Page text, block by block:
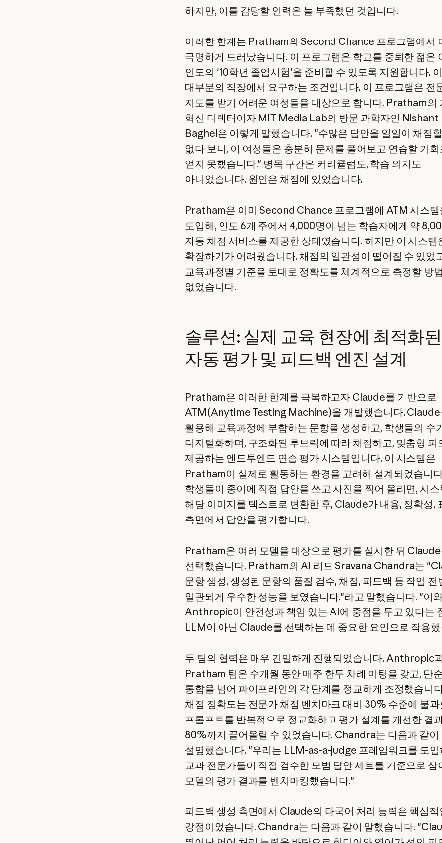
하지만, 이를 감당할 인력은 늘 부족했던 것입니다.
이러한 한계는 Pratham의 Second Chance 프로그램에서
극명하게 드러났습니다. 이 프로그램은 학교를 중퇴한 젊은
인도의 '10학년 졸업시험'을 준비할 수 있도록 지원합니다.
대부분의 직장에서 요구하는 조건입니다. 이 프로그램은 전
지도를 받기 어려운 여성들을 대상으로 합니다. Pratham의
혁신 디렉터이자 MIT Media Lab의 방문 과학자인 Nishant
Baghel은 이렇게 말했습니다. "수많은 답안을 일일이 채점
없다 보니, 이 여성들은 충분히 문제를 풀어보고 연습할 기
얻지 못했습니다." 병목 구간은 커리큘럼도, 학습 의지도
아니었습니다. 원인은 채점에 있었습니다.
Pratham은 이미 Second Chance 프로그램에 ATM 시스템
도입해, 인도 6개 주에서 4,000명이 넘는 학습자에게 약
자동 채점 서비스를 제공한 상태였습니다. 하지만 이 시스템
확장하기가 어려웠습니다. 채점의 일관성이 떨어질 수 있었
교육과정별 기준을 토대로 정확도를 체계적으로 측정할 방
없었습니다.
솔루션: 실제 교육 현장에 최적화된
자동 평가 및 피드백 엔진 설계
Pratham은 이러한 한계를 극복하고자 Claude를 기반으로
ATM(Anytime Testing Machine)을 개발했습니다. Claude
활용해 교육과정에 부합하는 문항을 생성하고, 학생들의 수
디지털화하며, 구조화된 루브릭에 따라 채점하고, 맞춤형 피
제공하는 엔드투엔드 연습 평가 시스템입니다. 이 시스템은
Pratham이 실제로 활동하는 환경을 고려해 설계되었습니
학생들이 종이에 직접 답안을 쓰고 사진을 찍어 올리면, 시스
해당 이미지를 텍스트로 변환한 후, Claude가 내용, 정확성,
측면에서 답안을 평가합니다.
Pratham은 여러 모델을 대상으로 평가를 실시한 뒤
선택했습니다. Pratham의 AI 리드 Sravana Chandra는
문항 생성, 생성된 문항의 품질 검수, 채점, 피드백 등 작업 전
일관되게 우수한 성능을 보였습니다."라고 말했습니다. "이
Anthropic이 안전성과 책임 있는 AI에 중점을 두고 있다는
LLM이 아닌 Claude를 선택하는 데 중요한 요인으로 작용
두 팀의 협력은 매우 긴밀하게 진행되었습니다. Anthropic
Pratham 팀은 수개월 동안 매주 한두 차례 미팅을 갖고, 단
통합을 넘어 파이프라인의 각 단계를 정교하게 조정했습니
채점 정확도는 전문가 채점 벤치마크 대비 30% 수준에 불과
프롬프트를 반복적으로 정교화하고 평가 설계를 개선한 결
80%까지 끌어올릴 수 있었습니다. Chandra는 다음과 같이
설명했습니다. "우리는 LLM-as-a-judge 프레임워크를 도입
교과 전문가들이 직접 검수한 모범 답안 세트를 기준으로 삼
모델의 평가 결과를 벤치마킹했습니다."
피드백 생성 측면에서 Claude의 다국어 처리 능력은 핵심적
강점이었습니다. Chandra는 다음과 같이 말했습니다.